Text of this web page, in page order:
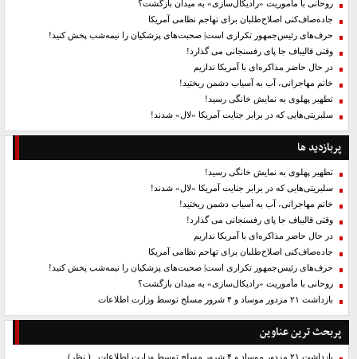
روحانی با مأموریت «رادیکال‌سازی» به میدان بازگشت؟
جاده‌صاف‌کنی اصلاح‌طلبان برای تهاجم نظامی آمریکا
حرف‌های رئیس‌جمهور تکراری است| صحبت‌های پزشکیان را نیمه‌شب پخش کنید!
وقتی قالیباف جا پای رفسنجانی می گذارد!
در حال حاضر مذاکره‌ای با آمریکا نداریم
خانم مهاجرانی، آب به آسیاب دشمن ریختید!
تطهیر پهلوی به نمایش خانگی رسید!
سلبریتی‌هایی که در برابر جنایت آمریکا «لال» شدند!
پربازدید ها
تطهیر پهلوی به نمایش خانگی رسید!
سلبریتی‌هایی که در برابر جنایت آمریکا «لال» شدند!
خانم مهاجرانی، آب به آسیاب دشمن ریختید!
وقتی قالیباف جا پای رفسنجانی می گذارد!
در حال حاضر مذاکره‌ای با آمریکا نداریم
جاده‌صاف‌کنی اصلاح‌طلبان برای تهاجم نظامی آمریکا
حرف‌های رئیس‌جمهور تکراری است| صحبت‌های پزشکیان را نیمه‌شب پخش کنید!
روحانی با مأموریت «رادیکال‌سازی» به میدان بازگشت؟
بازداشت ۲۱ مزدور موساد و ۴ شرور مسلح توسط وزارت اطلاعات
پربحث ترین عناوین
بازداشت ۲۱ مزدور موساد و ۴ شرور مسلح توسط وزارت اطلاعات ( نظر)